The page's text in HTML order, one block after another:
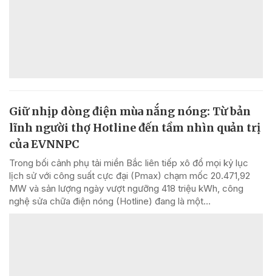
Giữ nhịp dòng điện mùa nắng nóng: Từ bản
lĩnh người thợ Hotline đến tầm nhìn quản trị
của EVNNPC
Trong bối cảnh phụ tải miền Bắc liên tiếp xô đổ mọi kỷ lục
lịch sử với công suất cực đại (Pmax) chạm mốc 20.471,92
MW và sản lượng ngày vượt ngưỡng 418 triệu kWh, công
nghệ sửa chữa điện nóng (Hotline) đang là một...